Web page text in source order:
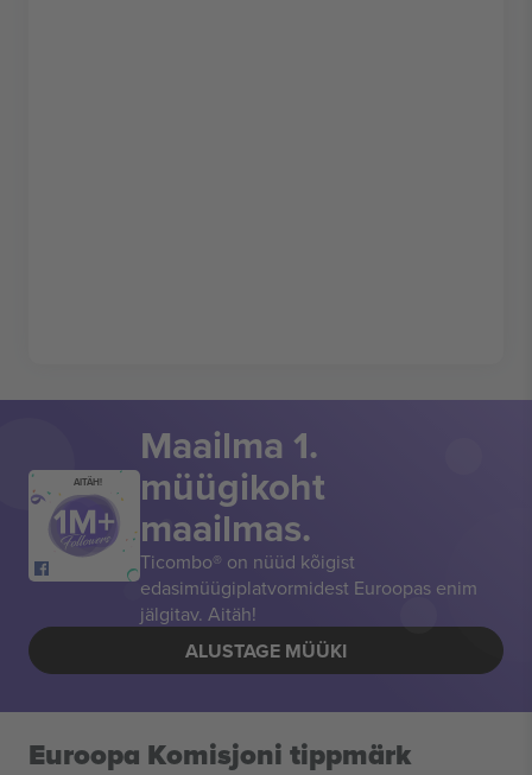
AITÄH!
Maailma 1.
müügikoht
maailmas.
Ticombo® on nüüd kõigist
edasimüügiplatvormidest Euroopas enim
jälgitav. Aitäh!
ALUSTAGE MÜÜKI
Euroopa Komisjoni tippmärk